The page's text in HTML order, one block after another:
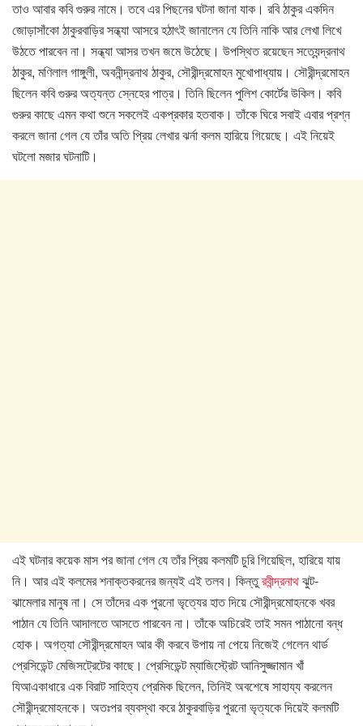
তাও আবার কবি গুরুর নামে। তবে এর পিছনের ঘটনা জানা যাক। রবি ঠাকুর একদিন
জোড়াসাঁকো ঠাকুরবাড়ির সন্ধ্যা আসরে হঠাৎই জানালেন যে তিনি নাকি আর লেখা লিখে
উঠতে পারবেন না। সন্ধ্যা আসর তখন জমে উঠেছে। উপস্থিত রয়েছেন সত্যেন্দ্রনাথ
ঠাকুর, মণিলাল গাঙ্গুলী, অবনীন্দ্রনাথ ঠাকুর, সৌরীন্দ্রমোহন মুখোপাধ্যায়। সৌরীন্দ্রমোহন
ছিলেন কবি গুরুর অত্যন্ত স্নেহের পাত্র। তিনি ছিলেন পুলিশ কোর্টের উকিল। কবি
গুরুর কাছে এমন কথা শুনে সকলেই একপ্রকার হতবাক। তাঁকে ঘিরে সবাই এবার প্রশ্ন
করলে জানা গেল যে তাঁর অতি প্রিয় লেখার ঝর্না কলম হারিয়ে গিয়েছে। এই নিয়েই
ঘটলো মজার ঘটনাটি।
এই ঘটনার কয়েক মাস পর জানা গেল যে তাঁর প্রিয় কলমটি চুরি গিয়েছিল, হারিয়ে যায়
নি। আর এই কলমের শনাক্তকরনের জন্যই এই তলব। কিন্তুরবীন্দ্রনাথঝুট-
ঝামেলার মানুষ না। সে তাঁদের এক পুরনো ভৃত্যের হাত দিয়ে সৌরীন্দ্রমোহনকে খবর
পাঠান যে তিনি আদালতে আসতে পারবেন না। তাঁকে অচিরেই তাই সমন পাঠানো বন্ধ
হোক। অগত্যা সৌরীন্দ্রমোহন আর কী করবে উপায় না পেয়ে নিজেই গেলেন থার্ড
প্রেসিডেন্ট মেজিসট্রেটের কাছে। প্রেসিডেন্ট ম্যাজিস্ট্রেট আনিসুজ্জামান খাঁ
যিআএকাধারে এক বিরাট সাহিত্য প্রেমিক ছিলেন, তিনিই অবশেষে সাহায্য করলেন
সৌরীন্দ্রমোহনকে। অতঃপর ব্যবস্থা করে ঠাকুরবাড়ির পুরনো ভৃত্যকে দিয়েই কলমটি